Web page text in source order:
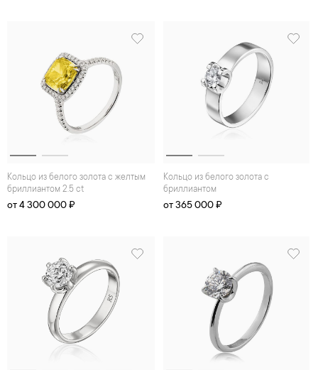
Кольцо из белого золота с желтым
бриллиантом 2.5 ct
от 4 300 000 ₽
Кольцо из белого золота с
бриллиантом
от 365 000 ₽